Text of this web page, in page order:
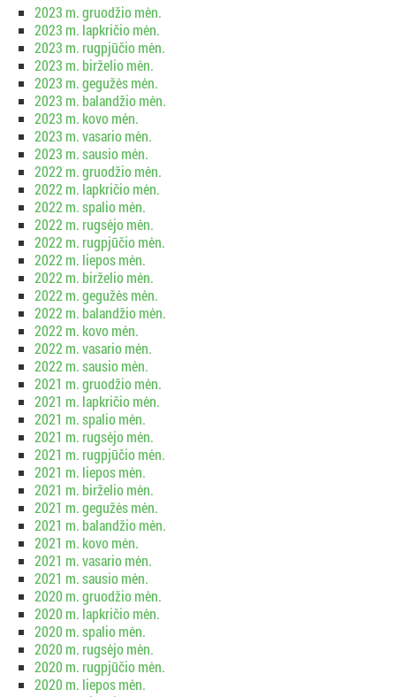
2023 m. gruodžio mėn.
2023 m. lapkričio mėn.
2023 m. rugpjūčio mėn.
2023 m. birželio mėn.
2023 m. gegužės mėn.
2023 m. balandžio mėn.
2023 m. kovo mėn.
2023 m. vasario mėn.
2023 m. sausio mėn.
2022 m. gruodžio mėn.
2022 m. lapkričio mėn.
2022 m. spalio mėn.
2022 m. rugsėjo mėn.
2022 m. rugpjūčio mėn.
2022 m. liepos mėn.
2022 m. birželio mėn.
2022 m. gegužės mėn.
2022 m. balandžio mėn.
2022 m. kovo mėn.
2022 m. vasario mėn.
2022 m. sausio mėn.
2021 m. gruodžio mėn.
2021 m. lapkričio mėn.
2021 m. spalio mėn.
2021 m. rugsėjo mėn.
2021 m. rugpjūčio mėn.
2021 m. liepos mėn.
2021 m. birželio mėn.
2021 m. gegužės mėn.
2021 m. balandžio mėn.
2021 m. kovo mėn.
2021 m. vasario mėn.
2021 m. sausio mėn.
2020 m. gruodžio mėn.
2020 m. lapkričio mėn.
2020 m. spalio mėn.
2020 m. rugsėjo mėn.
2020 m. rugpjūčio mėn.
2020 m. liepos mėn.